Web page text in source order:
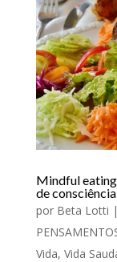
Mindful
de
por Beta Lotti |
Vida, Vida